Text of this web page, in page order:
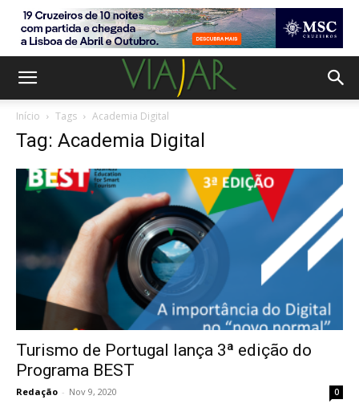
Início Tags Academia Digital
Tag: Academia Digital
Turismo de Portugal lança 3ª edição do
Programa BEST
Redação - Nov 9, 2020 0